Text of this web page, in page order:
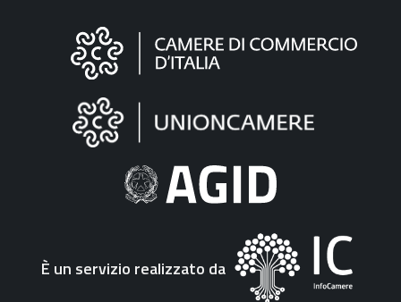
Informazioni
"Fattura
Elettronica"
È un servizio realizzato da